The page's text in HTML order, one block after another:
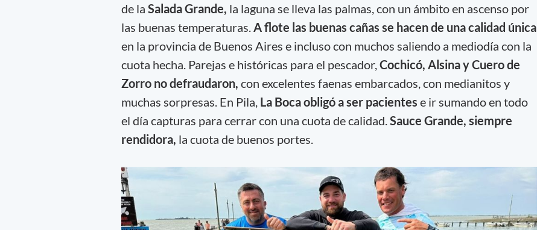
de la Salada Grande, la laguna se lleva las palmas, con un ámbito en ascenso por
las buenas temperaturas. A flote las buenas cañas se hacen de una calidad única
en la provincia de Buenos Aires e incluso con muchos saliendo a mediodía con la
cuota hecha. Parejas e históricas para el pescador, Cochicó, Alsina y Cuero de
Zorro no defraudaron, con excelentes faenas embarcados, con medianitos y
muchas sorpresas. En Pila, La Boca obligó a ser pacientes e ir sumando en todo
el día capturas para cerrar con una cuota de calidad. Sauce Grande, siempre
rendidora, la cuota de buenos portes.